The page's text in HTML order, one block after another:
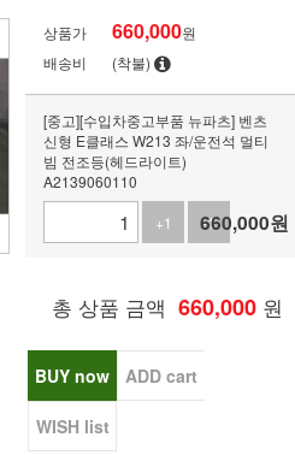
상품가 660,000원
배송비
(착불)
[중고][수입차중고부품 뉴파츠] 벤츠
신형 E클래스 W213 좌/운전석 멀티
빔 전조등(헤드라이트)
A2139060110
+1
-1
660,000원
총 상품 금액 660,000 원
BUY now ADD cart
WISH list